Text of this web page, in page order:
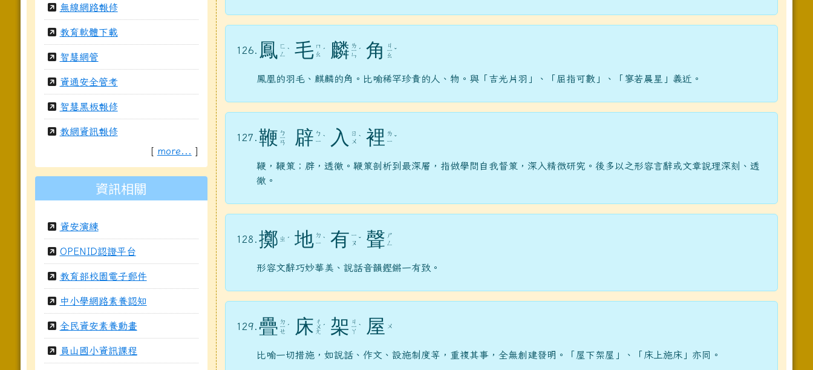
無線網路報修
教育軟體下載
智慧網管
資通安全管考
智慧黑板報修
教網資訊報修
[ more... ]
資訊相關
資安演練
OPENID認證平台
教育部校園電子郵件
中小學網路素養認知
全民資安素養動畫
員山國小資訊課程
126. 鳳 ㄈ
ㄥ ˋ 毛 ㄇ
ㄠ ˊ 麟 ㄌ
ㄧ
ㄣ
ˊ 角 ㄐ
ㄧ
ㄠ
ˇ
鳳凰的羽毛、麒麟的角。比喻稀罕珍貴的人、物。與「吉光片羽」、「屈指可數」、「寥若晨星」義近。
127. 鞭 ㄅ
ㄧ
ㄢ 辟 ㄅ
ㄧ ˋ 入
ㄖ
ㄨ ˋ 裡 ㄌ
ㄧ ˇ
鞭，鞭策；辟，透徹。鞭策剖析到最深層，指做學問自我督策，深入精微研究。後多以之形容言辭或文章說理深刻、透
徹。
128. 擲 ㄓ ˊ 地 ㄉ
ㄧ ˋ 有 ㄧ
ㄡ ˇ 聲 ㄕ
ㄥ
形容文辭巧妙華美、說話音韻鏗鏘一有致。
129. 疊 ㄉ
ㄧ
ㄝ
ˊ 床 ㄔ
ㄨ
ㄤ
ˊ 架 ㄐ
ㄧ
ㄚ
ˋ 屋 ㄨ
比喻一切措施，如說話、作文、設施制度等，重複其事，全無創建發明。「屋下架屋」、「床上施床」亦同。